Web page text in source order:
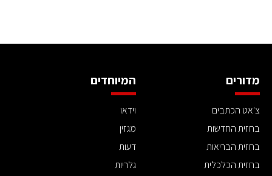
מדורים
צ'אט הכתבים
בחזית החדשות
בחזית הבריאות
בחזית הכלכלית
המיוחדים
וידאו
מגזין
דעות
גלריות